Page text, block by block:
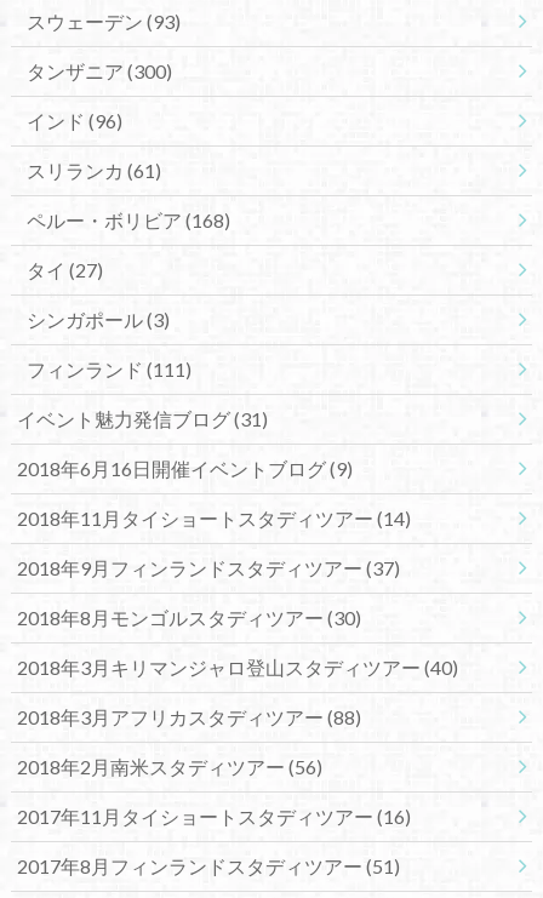
スウェーデン (93)
タンザニア (300)
インド (96)
スリランカ (61)
ペルー・ボリビア (168)
タイ (27)
シンガポール(3)
フィンランド (111)
イベント魅力発信ブログ(31)
2018年6月16日開催イベントブログ(9)
2018年11月タイショートスタディツアー (14)
2018年9月フィンランドスタディツアー (37)
2018年8月モンゴルスタディツアー (30)
2018年3月キリマンジャロ登山スタディツアー (40)
2018年3月アフリカスタディツアー (88)
2018年2月南米スタディツアー (56)
2017年11月タイショートスタディツアー (16)
2017年8月フィンランドスタディツアー (51)